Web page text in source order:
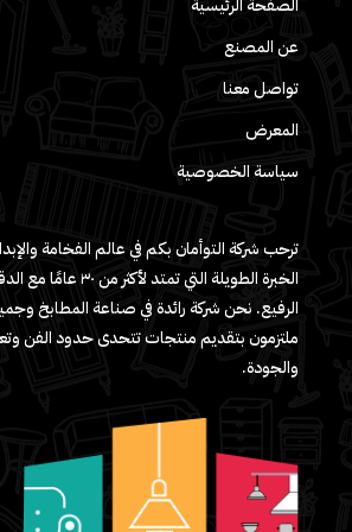
الصفحة الرئيسية
عن المصنع
تواصل معنا
المعرض
سياسة الخصوصية
ترحب شركة التوأمان بكم في عالم الفخامة
الخبرة الطويلة التي
الرفيع. نحن شركة رائدة في صناعة المطابخ
ملتزمون بتقديم منتجات تتحدى حدود الفن
والجودة.